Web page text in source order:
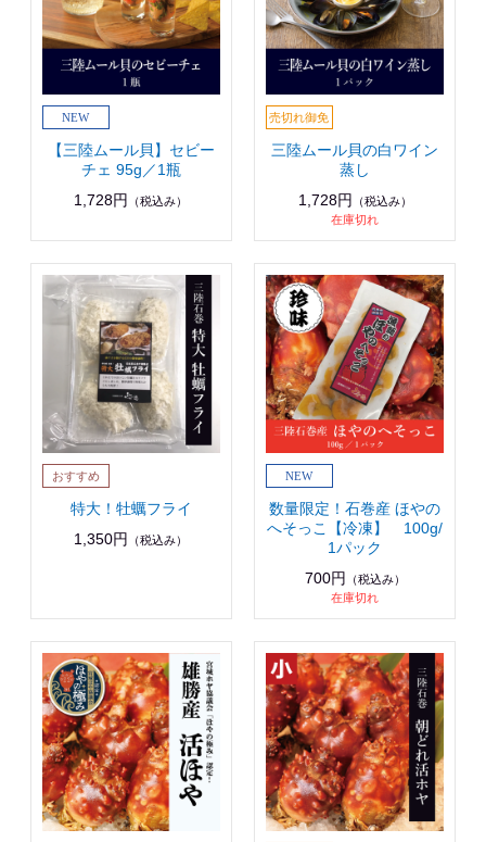
【三陸ムール貝】セビー
チェ 95g／1瓶
1,728円
（税込み）
三陸ムール貝の白ワイン
蒸し
1,728円
（税込み）
在庫切れ
特大！牡蠣フライ
1,350円
（税込み）
数量限定！石巻産 ほやの
へそっこ【冷凍】 100g/
1パック
700円
（税込み）
在庫切れ